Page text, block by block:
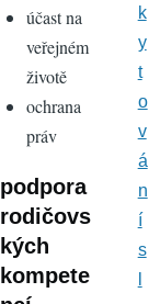
účast na
veřejném
životě
ochrana
práv
podpora
rodičovs
kých
kompete
k
y
t
o
v
á
n
í
s